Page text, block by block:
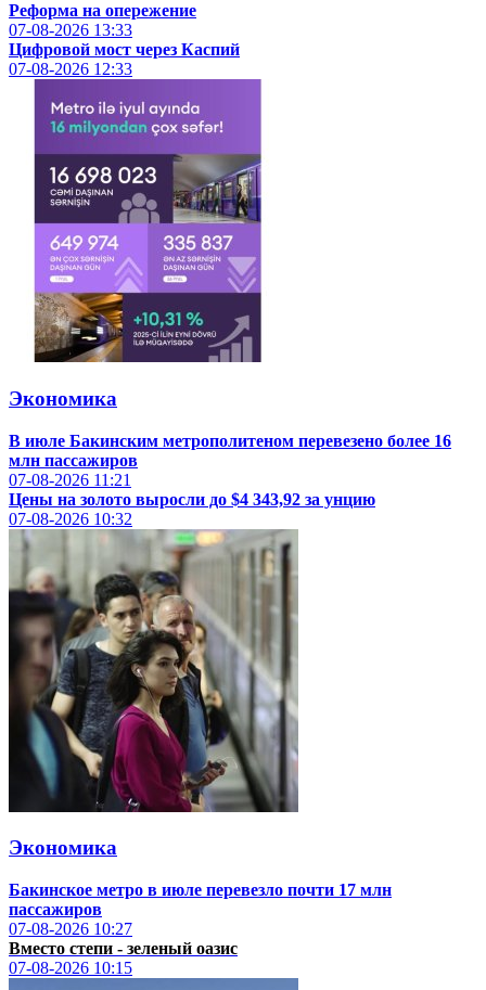
Реформа на опережение
07-08-2026 13:33
Цифровой мост через Каспий
07-08-2026 12:33
Экономика
В июле Бакинским метрополитеном перевезено более 16
млн пассажиров
07-08-2026 11:21
Цены на золото выросли до $4 343,92 за унцию
07-08-2026 10:32
Экономика
Бакинское метро в июле перевезло почти 17 млн
пассажиров
07-08-2026 10:27
Вместо степи - зеленый оазис
07-08-2026 10:15